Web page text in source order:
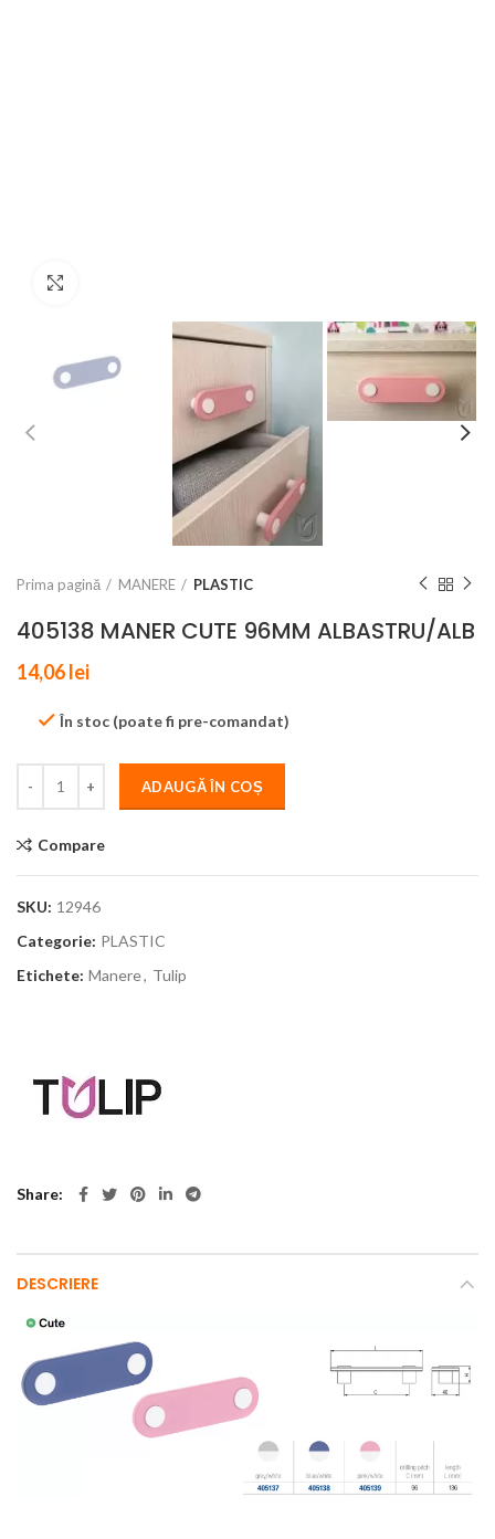
Prima pagină MANERE PLASTIC
405138 MANER CUTE 96MM ALBASTRU/ALB
14,06lei
În stoc (poate fi pre-comandat)
ADAUGĂ ÎN COȘ
Compare
SKU: 12946
Categorie: PLASTIC
Etichete: Manere, Tulip
Share
DESCRIERE